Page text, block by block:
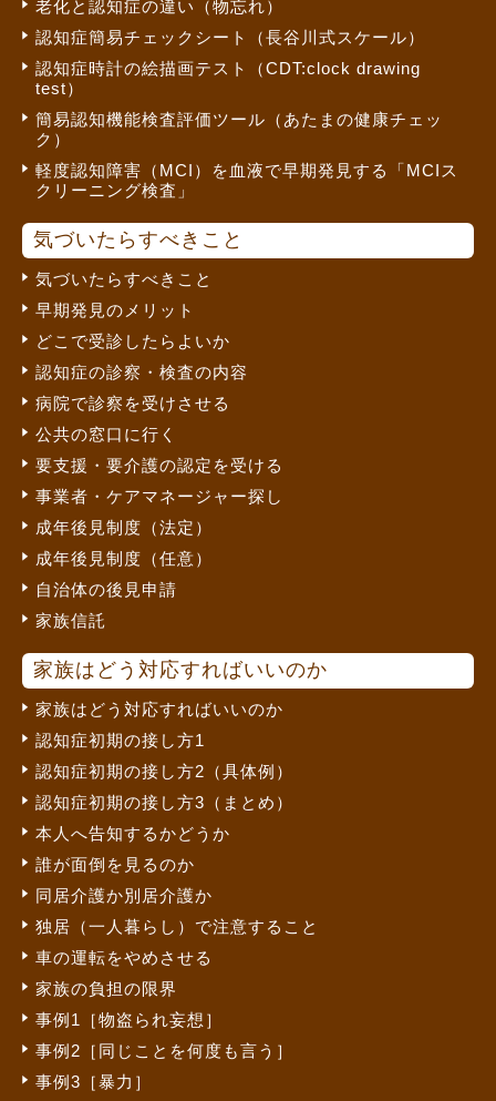
老化と認知症の違い（物忘れ）
認知症簡易チェックシート（長谷川式スケール）
認知症時計の絵描画テスト（CDT:clock drawing
test）
簡易認知機能検査評価ツール（あたまの健康チェッ
ク）
軽度認知障害（MCI）を血液で早期発見する「MCIス
クリーニング検査」
気づいたらすべきこと
気づいたらすべきこと
早期発見のメリット
どこで受診したらよいか
認知症の診察・検査の内容
病院で診察を受けさせる
公共の窓口に行く
要支援・要介護の認定を受ける
事業者・ケアマネージャー探し
成年後見制度（法定）
成年後見制度（任意）
自治体の後見申請
家族信託
家族はどう対応すればいいのか
家族はどう対応すればいいのか
認知症初期の接し方1
認知症初期の接し方2（具体例）
認知症初期の接し方3（まとめ）
本人へ告知するかどうか
誰が面倒を見るのか
同居介護か別居介護か
独居（一人暮らし）で注意すること
車の運転をやめさせる
家族の負担の限界
事例1［物盗られ妄想］
事例2［同じことを何度も言う］
事例3［暴力］